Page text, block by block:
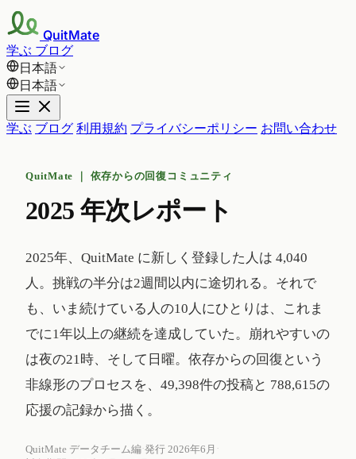
QuitMate
学ぶ ブログ
日本語
日本語
学ぶ ブログ 利用規約 プライバシーポリシー お問い合わせ
QuitMate ｜ 依存からの回復コミュニティ
2025 年次レポート
2025年、QuitMate に新しく登録した人は 4,040
人。挑戦の半分は2週間以内に途切れる。それで
も、いま続けている人の10人にひとりは、これま
でに1年以上の継続を達成していた。崩れやすいの
は夜の21時、そして日曜。依存からの回復という
非線形のプロセスを、49,398件の投稿と 788,615の
応援の記録から描く。
QuitMate データチーム編·発行 2026年6月 ·